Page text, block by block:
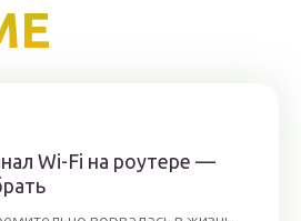
Wi-Fi на роутере —